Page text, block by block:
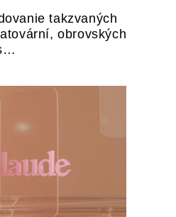
takzvaných
obrovských